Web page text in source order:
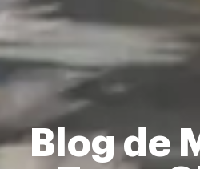
Blog de